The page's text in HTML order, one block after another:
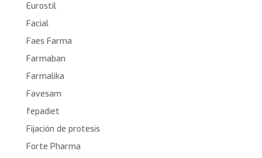
Eurostil
Facial
Faes Farma
Farmaban
Farmalika
Favesam
fepadiet
Fijación de protesis
Forte Pharma